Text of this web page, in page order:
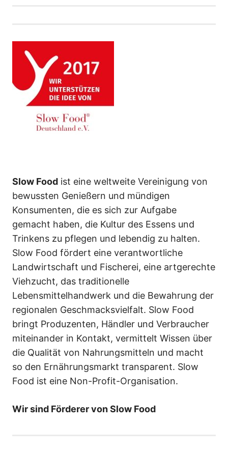
Slow Food ist eine weltweite Vereinigung von
bewussten Genießern und mündigen
Konsumenten, die es sich zur Aufgabe
gemacht haben, die Kultur des Essens und
Trinkens zu pflegen und lebendig zu halten.
Slow Food fördert eine verantwortliche
Landwirtschaft und Fischerei, eine artgerechte
Viehzucht, das traditionelle
Lebensmittelhandwerk und die Bewahrung der
regionalen Geschmacksvielfalt. Slow Food
bringt Produzenten, Händler und Verbraucher
miteinander in Kontakt, vermittelt Wissen über
die Qualität von Nahrungsmitteln und macht
so den Ernährungsmarkt transparent. Slow
Food ist eine Non-Profit-Organisation.
Wir sind Förderer von Slow Food